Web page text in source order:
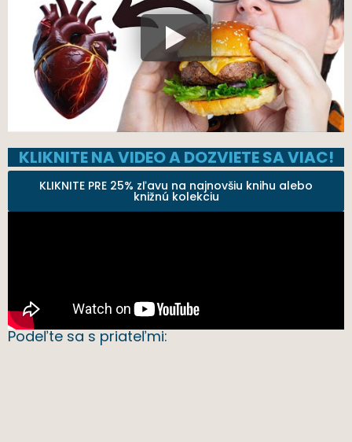
KLIKNITE NA VIDEO A DOZVIETE SA VIAC!
KLIKNITE PRE 25% zľavu na najnovšiu knihu alebo
knižnú kolekciu
Podeľte sa s priateľmi: